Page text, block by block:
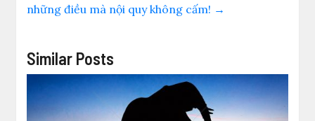
những điều mà nội quy không cấm! →
Similar Posts